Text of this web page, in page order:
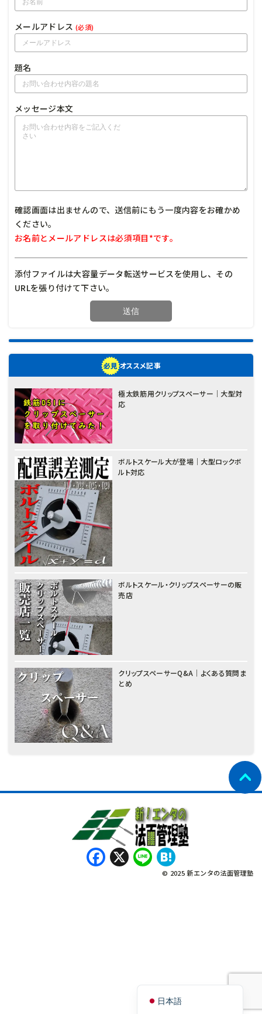
メールアドレス (必須)
題名
メッセージ本文
確認画面は出ませんので、送信前にもう一度内容をお確かめ
ください。
お名前とメールアドレスは必須項目*です。
添付ファイルは大容量データ転送サービスを使用し、その
URLを張り付けて下さい。
オススメ記事
極太鉄筋用クリップスペーサー｜大型対
応
ボルトスケール大が登場｜大型ロックボ
ルト対応
ボルトスケール・クリップスペーサーの販
売店
クリップスペーサーQ&A｜よくある質問ま
とめ
Facebook
X Line
© 2025 新エンタの法面管理塾
日本語